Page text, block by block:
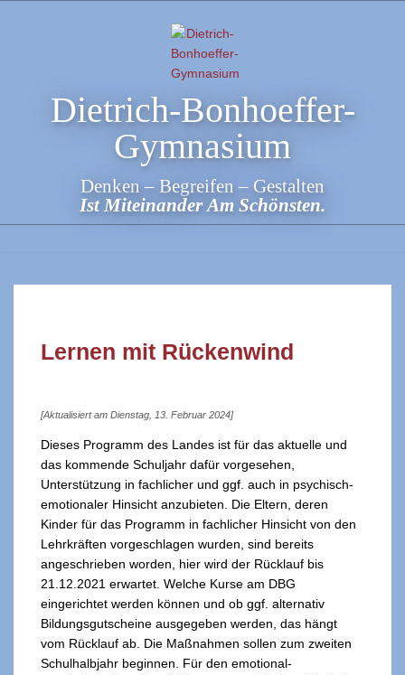
Dietrich-Bonhoeffer-
Gymnasium
Denken – Begreifen – Gestalten
Ist Miteinander Am Schönsten.
Lernen mit Rückenwind
[Aktualisiert am Dienstag, 13. Februar 2024]
Dieses Programm des Landes ist für das aktuelle und
das kommende Schuljahr dafür vorgesehen,
Unterstützung in fachlicher und ggf. auch in psychisch-
emotionaler Hinsicht anzubieten. Die Eltern, deren
Kinder für das Programm in fachlicher Hinsicht von den
Lehrkräften vorgeschlagen wurden, sind bereits
angeschrieben worden, hier wird der Rücklauf bis
21.12.2021 erwartet. Welche Kurse am DBG
eingerichtet werden können und ob ggf. alternativ
Bildungsgutscheine ausgegeben werden, das hängt
vom Rücklauf ab. Die Maßnahmen sollen zum zweiten
Schulhalbjahr beginnen. Für den emotional-